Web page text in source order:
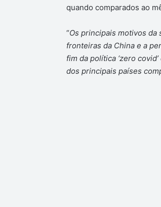
quando comparados ao
“Os principais motivos da
fronteiras da China e a
fim da política ‘zero
dos principais países